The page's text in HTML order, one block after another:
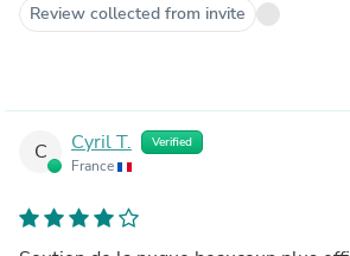
Review collected from invite
C Cyril T. Verified
France